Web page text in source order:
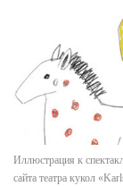
Иллюстрация к
сайта театра кукол